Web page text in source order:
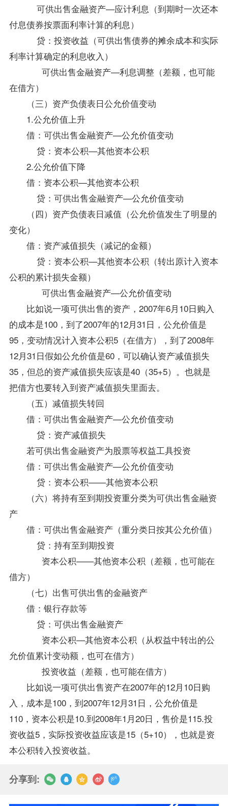
可供出售金融资产—应计利息（到期时一次还本
付息债券按票面利率计算的利息）
贷：投资收益（可供出售债券的摊余成本和实际
利率计算确定的利息收入）
可供出售金融资产—利息调整（差额，也可能
在借方）
（三）资产负债表日公允价值变动
1.公允价值上升
借：可供出售金融资产—公允价值变动
贷：资本公积—其他资本公积
2.公允价值下降
借：资本公积—其他资本公积
贷：可供出售金融资产—公允价值变动
（四）资产负债表日减值（公允价值发生了明显的
变化）
借：资产减值损失（减记的金额）
贷：资本公积—其他资本公积（转出原计入资本
公积的累计损失金额）
可供出售金融资产—公允价值变动
比如说一项可供出售的资产，2007年6月10日购入
的成本是100，到了2007年的12月31日，公允价值是
95，变动情况计入资本公积5（在借方），到了2008年
12月31日假如公允价值是60，可以确认资产减值损失
35，但总的资产减值损失应该是40（35+5）。也就是
把借方也要转入到资产减值损失里面去。
（五）减值损失转回
借：可供出售金融资产—公允价值变动
贷：资产减值损失
若可供出售金融资产为股票等权益工具投资
借：可供出售金融资产—公允价值变动
贷：资本公积——其他资本公积
（六）将持有至到期投资重分类为可供出售金融资
产
借：可供出售金融资产（重分类日按其公允价值）
贷：持有至到期投资
资本公积——其他资本公积（差额，也可能在
借方）
（七）出售可供出售的金融资产
借：银行存款等
贷：可供出售金融资产
资本公积—其他资本公积（从权益中转出的公
允价值累计变动额，也可在借方）
投资收益（差额，也可能在借方）
比如说一项可供出售资产在2007年的12月10日购
入，成本是100，到2007年12月31日，公允价值是
110，资本公积是10.到2008年1月20日，售价是115.投
资收益5，实际投资收益应该是15（5+10），也就是资
本公积转入投资收益。
分享到: